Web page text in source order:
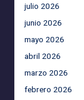
julio 2026
junio 2026
mayo 2026
abril 2026
marzo 2026
febrero 2026